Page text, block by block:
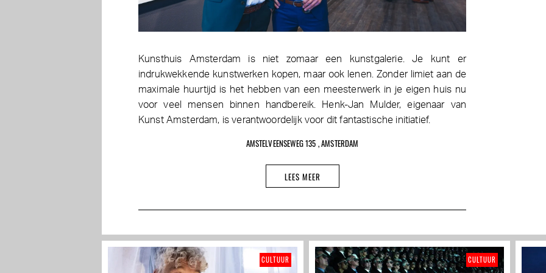
Kunsthuis Amsterdam is niet zomaar een kunstgalerie. Je kunt er
indrukwekkende kunstwerken kopen, maar ook lenen. Zonder limiet aan de
maximale huurtijd is het hebben van een meesterwerk in je eigen huis nu
voor veel mensen binnen handbereik. Henk-Jan Mulder, eigenaar van
Kunst Amsterdam, is verantwoordelijk voor dit fantastische initiatief.
AMSTELVEENSEWEG 135 , AMSTERDAM
LEES MEER
CULTUUR CULTUUR